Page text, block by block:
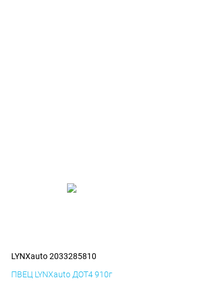
LYNXauto 2033285810
ПВЕЦ LYNXauto ДОТ4 910г